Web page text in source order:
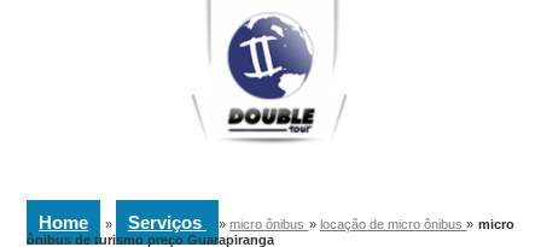
Home » Serviços »micro ônibus » locação de micro ônibus» micro
ônibus de turismo preço Guarapiranga